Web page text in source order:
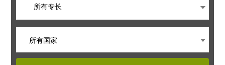
所有专长
所有国家